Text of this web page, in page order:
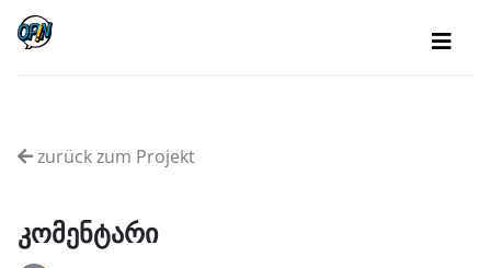
zurück zum Projekt
კომენტარი